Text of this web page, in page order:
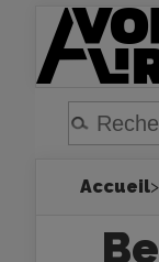
Accueil